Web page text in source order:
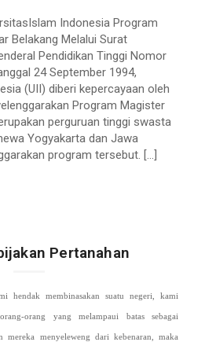
Indonesia Program
Belakang Melalui Surat
Pendidikan Tinggi Nomor
24 September 1994,
(UII) diberi kepercayaan oleh
Program Magister
perguruan tinggi swasta
Yogyakarta dan Jawa
program tersebut. […]
Pertanahan
hendak membinasakan suatu negeri, kami
orang yang melampaui batas sebagai
mereka menyeleweng dari kebenaran, maka